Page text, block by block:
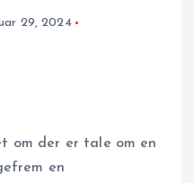
29, 2024
om der er tale om en
en